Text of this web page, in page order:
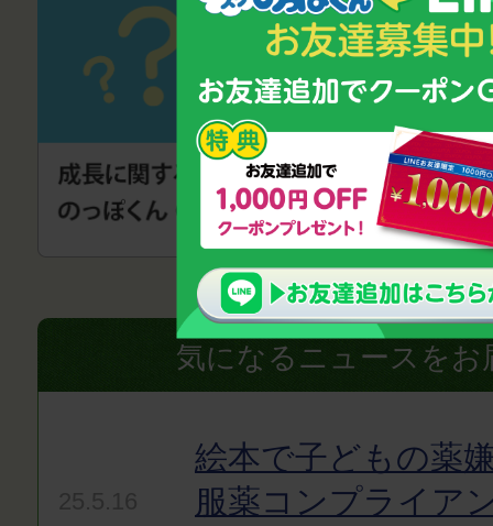
気になるニュースをお
絵本で子どもの薬
服薬コンプライア